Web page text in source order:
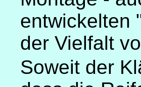
entwickelten
der Vielfalt
Soweit der